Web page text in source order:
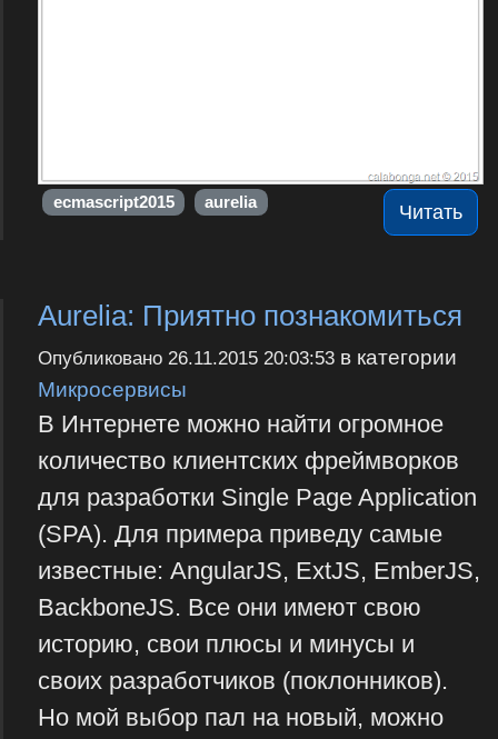
Читать
ecmascript2015 aurelia
Aurelia: Приятно познакомиться
Опубликовано 26.11.2015 20:03:53в категории
Микросервисы
В Интернете можно найти огромное
количество клиентских фреймворков
для разработки Single Page Application
(SPA). Для примера приведу самые
известные: AngularJS, ExtJS, EmberJS,
BackboneJS. Все они имеют свою
историю, свои плюсы и минусы и
своих разработчиков (поклонников).
Но мой выбор пал на новый, можно